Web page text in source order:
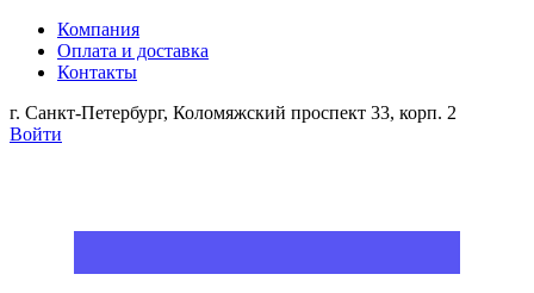
Компания
Оплата и доставка
Контакты
г. Санкт-Петербург, Коломяжский проспект 33, корп. 2
Войти